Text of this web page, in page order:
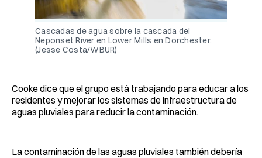
Cascadas de agua sobre la cascada del
Neponset River en Lower Mills en Dorchester.
(Jesse Costa/WBUR)
Cooke dice que el grupo está trabajando para educar a los
residentes y mejorar los sistemas de infraestructura de
aguas pluviales para reducir la contaminación.
La contaminación de las aguas pluviales también debería